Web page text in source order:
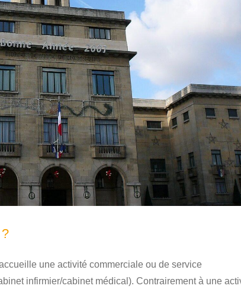
une activité commerciale ou de service
infirmier/cabinet médical). Contrairement à une